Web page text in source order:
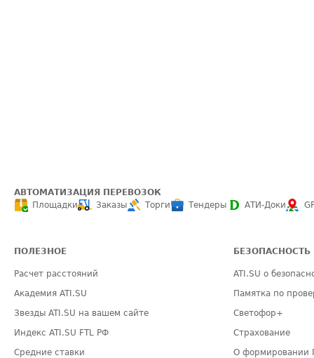
АВТОМАТИЗАЦИЯ ПЕРЕВОЗОК
Площадки
Заказы Торги Тендеры АТИ-Доки
ПОЛЕЗНОЕ
Расчет расстояний
Академия ATI.SU
Звезды ATI.SU на вашем сайте
Индекс ATI.SU FTL РФ
Средние ставки
БЕЗОПАСНОСТЬ
ATI.SU о
Памятка по
Светофор+
Страхование
О формировании